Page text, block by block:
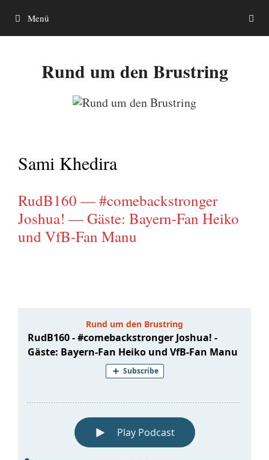
Inhalt
springen
Menü
Rund um den Brustring
Sami Khedira
RudB160 — #comebackstronger
Joshua! — Gäste: Bayern-Fan Heiko
und VfB-Fan Manu